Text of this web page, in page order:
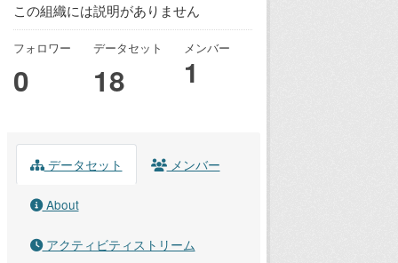
この組織には説明がありません
フォロワー
0
データセット
18
メンバー
1
データセット メンバー
About
アクティビティストリーム